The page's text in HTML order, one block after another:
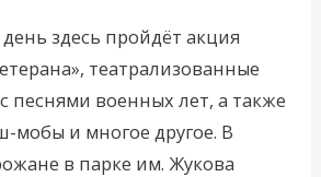
здесь пройдёт акция
театрализованные
песнями военных лет, а также
мобы и многое другое. В
в парке им. Жукова